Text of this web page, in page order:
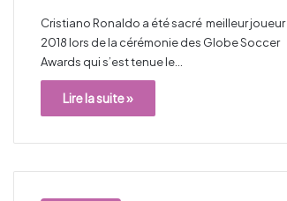
Cristiano Ronaldo a été sacré meilleur joueur
2018 lors de la cérémonie des Globe Soccer
Awards qui s’est tenue le…
Lire la suite »